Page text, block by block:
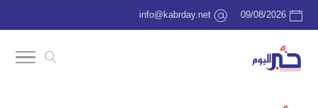
09/08/2026
info@kabrday.net